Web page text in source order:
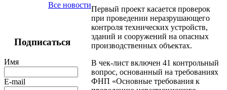
Все новости
Подписаться
Имя
E-mail
Первый проект касается проверок
при проведении неразрушающего
контроля технических устройств,
зданий и сооружений на опасных
производственных объектах.
В чек-лист включен 41 контрольный
вопрос, основанный на требованиях
ФНП «Основные требования к